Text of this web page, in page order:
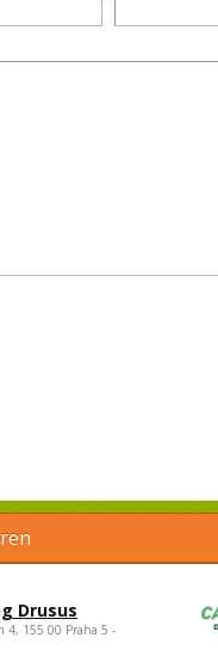
Drusus
4, 155 00 Praha 5 -